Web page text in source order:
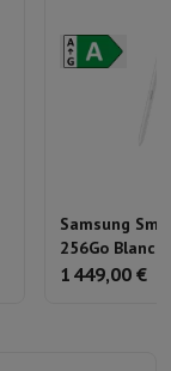
Samsung
256Go Blanc
1 449,00 €